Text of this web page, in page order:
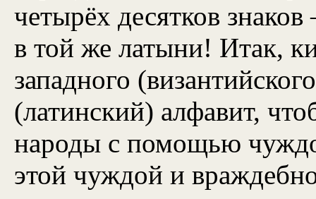
четырёх десятков
в той же латыни! Итак,
западного
(латинский) алфавит,
народы с помощью
этой чуждой и